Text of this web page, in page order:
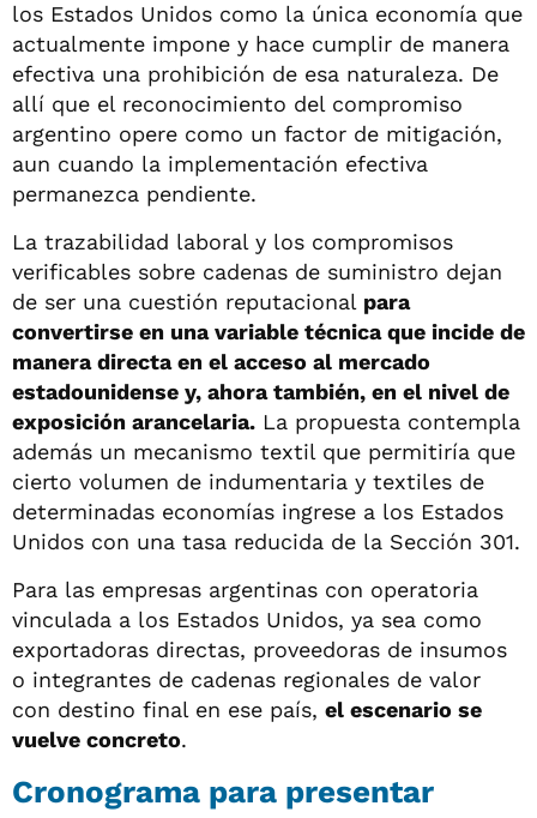
los Estados Unidos como la única economía que
actualmente impone y hace cumplir de manera
efectiva una prohibición de esa naturaleza. De
allí que el reconocimiento del compromiso
argentino opere como un factor de mitigación,
aun cuando la implementación efectiva
permanezca pendiente.
La trazabilidad laboral y los compromisos
verificables sobre cadenas de suministro dejan
de ser una cuestión reputacional para
convertirse en una variable técnica que incide de
manera directa en el acceso al mercado
estadounidense y, ahora también, en el nivel de
exposición arancelaria. La propuesta contempla
además un mecanismo textil que permitiría que
cierto volumen de indumentaria y textiles de
determinadas economías ingrese a los Estados
Unidos con una tasa reducida de la Sección 301.
Para las empresas argentinas con operatoria
vinculada a los Estados Unidos, ya sea como
exportadoras directas, proveedoras de insumos
o integrantes de cadenas regionales de valor
con destino final en ese país, el escenario se
vuelve concreto.
Cronograma para presentar